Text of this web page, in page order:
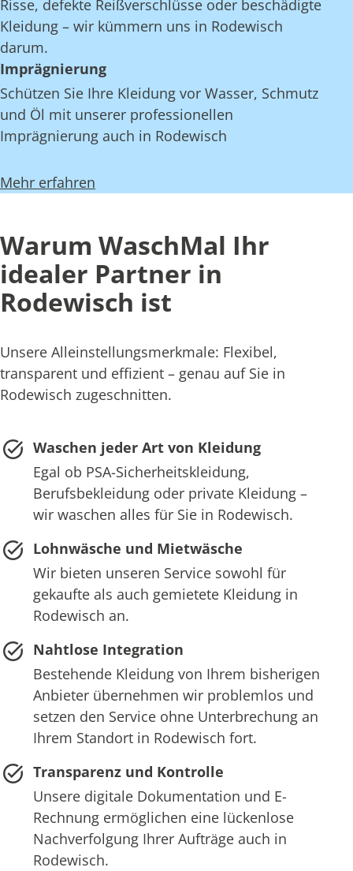
Risse, defekte Reißverschlüsse oder beschädigte
Kleidung – wir kümmern uns in Rodewisch
darum.
Imprägnierung
Schützen Sie Ihre Kleidung vor Wasser, Schmutz
und Öl mit unserer professionellen
Imprägnierung auch in Rodewisch
Mehr erfahren
Warum WaschMal Ihr
idealer Partner in
Rodewisch ist
Unsere Alleinstellungsmerkmale: Flexibel,
transparent und effizient – genau auf Sie in
Rodewisch zugeschnitten.
Waschen jeder Art von Kleidung
Egal ob PSA-Sicherheitskleidung,
Berufsbekleidung oder private Kleidung –
wir waschen alles für Sie in Rodewisch.
Lohnwäsche und Mietwäsche
Wir bieten unseren Service sowohl für
gekaufte als auch gemietete Kleidung in
Rodewisch an.
Nahtlose Integration
Bestehende Kleidung von Ihrem bisherigen
Anbieter übernehmen wir problemlos und
setzen den Service ohne Unterbrechung an
Ihrem Standort in Rodewisch fort.
Transparenz und Kontrolle
Unsere digitale Dokumentation und E-
Rechnung ermöglichen eine lückenlose
Nachverfolgung Ihrer Aufträge auch in
Rodewisch.